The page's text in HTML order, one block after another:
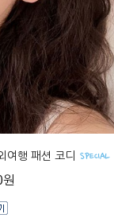
여행 패션 코디